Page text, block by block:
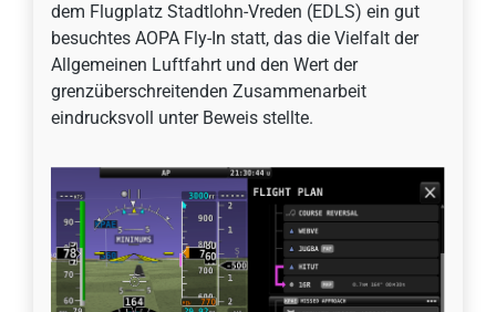
dem Flugplatz Stadtlohn-Vreden (EDLS) ein gut
besuchtes AOPA Fly-In statt, das die Vielfalt der
Allgemeinen Luftfahrt und den Wert der
grenzüberschreitenden Zusammenarbeit
eindrucksvoll unter Beweis stellte.